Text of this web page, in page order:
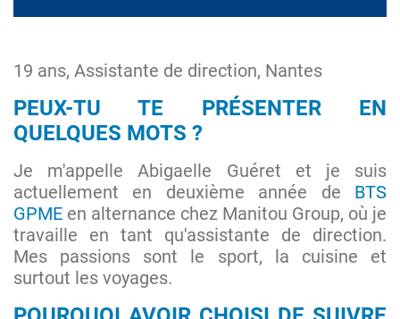
19 ans, Assistante de direction, Nantes
PEUX-TU TE PRÉSENTER EN
QUELQUES MOTS ?
Je m'appelle Abigaelle Guéret et je suis
actuellement en deuxième année de BTS
GPME en alternance chez Manitou Group, où je
travaille en tant qu'assistante de direction.
Mes passions sont le sport, la cuisine et
surtout les voyages.